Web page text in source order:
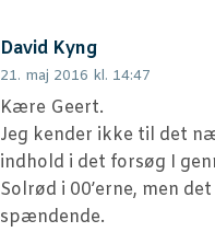
David Kyng
21. maj 2016 kl. 14:47
Kære Geert.
Jeg ken­der ikke til det
ind­hold i det for­søg I
Sol­rød i 00’erne, men
spændende.